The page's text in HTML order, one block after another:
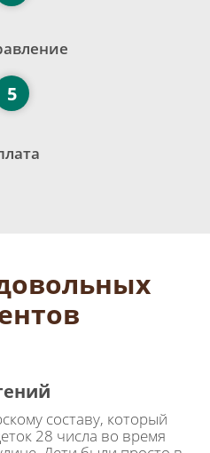
5
составу, который
28 числа во время